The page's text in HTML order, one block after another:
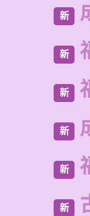
新
新
新
新
新
新